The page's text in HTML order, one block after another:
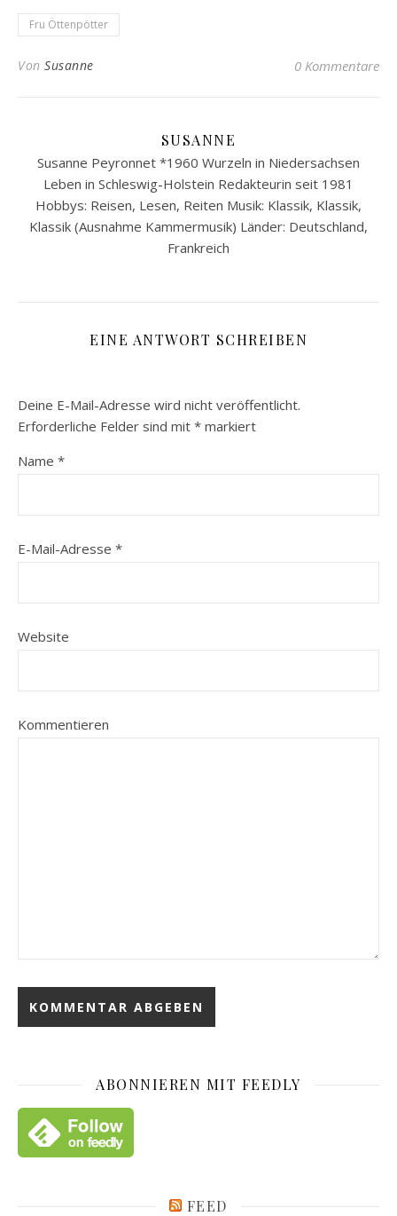
Fru Öttenpötter
Von Susanne 0 Kommentare
SUSANNE
Susanne Peyronnet *1960 Wurzeln in Niedersachsen
Leben in Schleswig-Holstein Redakteurin seit 1981
Hobbys: Reisen, Lesen, Reiten Musik: Klassik, Klassik,
Klassik (Ausnahme Kammermusik) Länder: Deutschland,
Frankreich
EINE ANTWORT SCHREIBEN
Deine E-Mail-Adresse wird nicht veröffentlicht.
Erforderliche Felder sind mit * markiert
Name *
E-Mail-Adresse *
Website
Kommentieren
ABONNIEREN MIT FEEDLY
FEED